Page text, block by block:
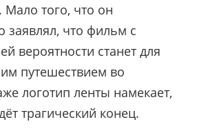
Мало того, что он
заявлял, что фильм с
вероятности станет для
путешествием во
логотип ленты намекает,
трагический конец.